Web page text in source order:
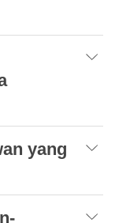
yang